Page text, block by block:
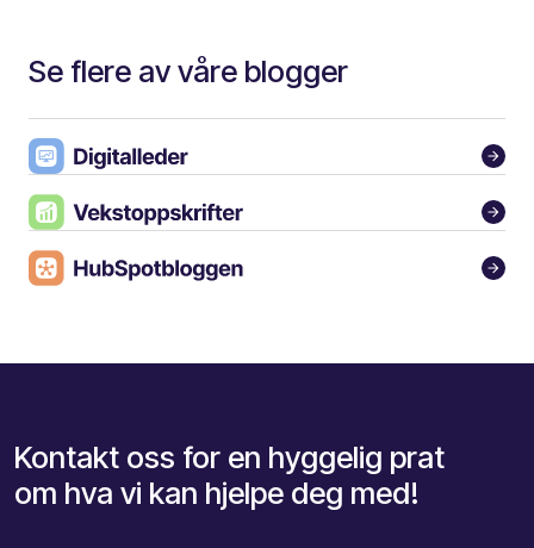
Se flere av våre blogger
Kontakt oss for en hyggelig prat
om hva vi kan hjelpe deg med!